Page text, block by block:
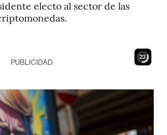
electo al sector de las
21
PUBLICIDAD